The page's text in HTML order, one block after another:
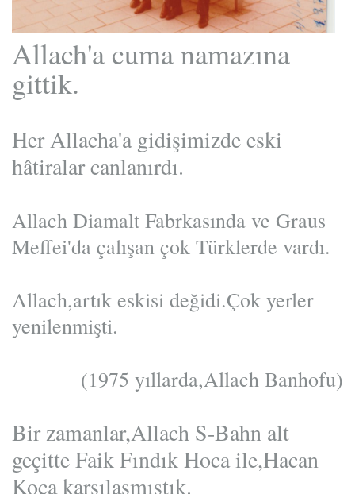
Allach'a cuma namazına
gittik.
Her Allacha'a gidişimizde eski
hâtiralar canlanırdı.
Allach Diamalt Fabrkasında ve Graus
Meffei'da çalışan çok Türklerde vardı.
Allach,artık eskisi değidi.Çok yerler
yenilenmişti.
(1975 yıllarda,Allach Banhofu)
Bir zamanlar,Allach S-Bahn alt
geçitte Faik Fındık Hoca ile,Hacan
Koca karşılaşmıştık.